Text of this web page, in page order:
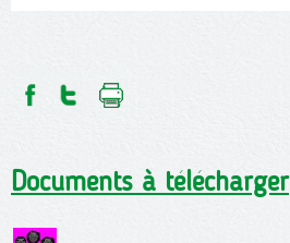
Documents à télécharger